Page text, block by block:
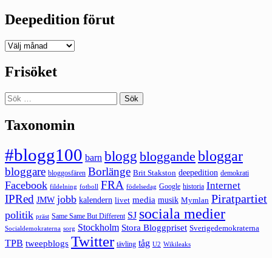
Deepedition förut
Deepedition
Frisöket
Sök
efter:
Taxonomin
#blogg100 barn blogg bloggande bloggar
bloggare bloggosfären Borlänge Brit Stakston deepedition demokrati
Facebook fildelning fotboll FRA födelsedag Google historia Internet
IPRed JMW jobb kalendern livet media musik Mymlan Piratpartiet
politik präst Same Same But Different SJ sociala medier
Socialdemokraterna sorg Stockholm Stora Bloggpriset Sverigedemokraterna
TPB tweepblogs Twitter tävling tåg U2 Wikileaks